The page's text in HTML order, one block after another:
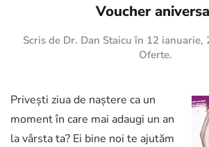
Voucher
Scris de Dr. Dan Staicu în 12 ianuarie,
Oferte.
Privești ziua de naștere ca un
moment în care mai adaugi un an
la vârsta ta? Ei bine noi te ajutăm